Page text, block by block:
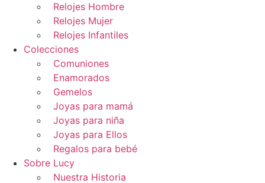
Relojes Hombre
Relojes Mujer
Relojes Infantiles
Colecciones
Comuniones
Enamorados
Gemelos
Joyas para mamá
Joyas para niña
Joyas para Ellos
Regalos para bebé
Sobre Lucy
Nuestra Historia